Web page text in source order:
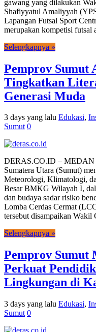
gawang yang dilakukan
Shafiyyatul Amaliyyah
Lapangan Futsal Sport
merupakan kompetisi futsal
Selengkapnya »
Pemprov Sumut
Tingkatkan
Generasi Muda
3 days yang lalu Edukasi,
Sumut 0
DERAS.CO.ID – MEDAN
Sumatera Utara (Sumut)
Meteorologi, Klimatologi,
Besar BMKG Wilayah I,
dan budaya sadar risiko
Lomba Cerdas Cermat
tersebut disampaikan
Selengkapnya »
Pemprov Sumut
Perkuat
Lingkungan di
3 days yang lalu Edukasi,
Sumut 0